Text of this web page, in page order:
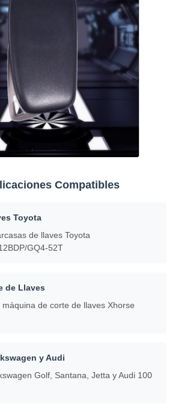
llave
de ángulo único
Compatibles
Toyota
de llaves Toyota
GQ4-52T
de Llaves
de corte de llaves Xhorse
y Audi
Golf, Santana, Jetta y Audi 100